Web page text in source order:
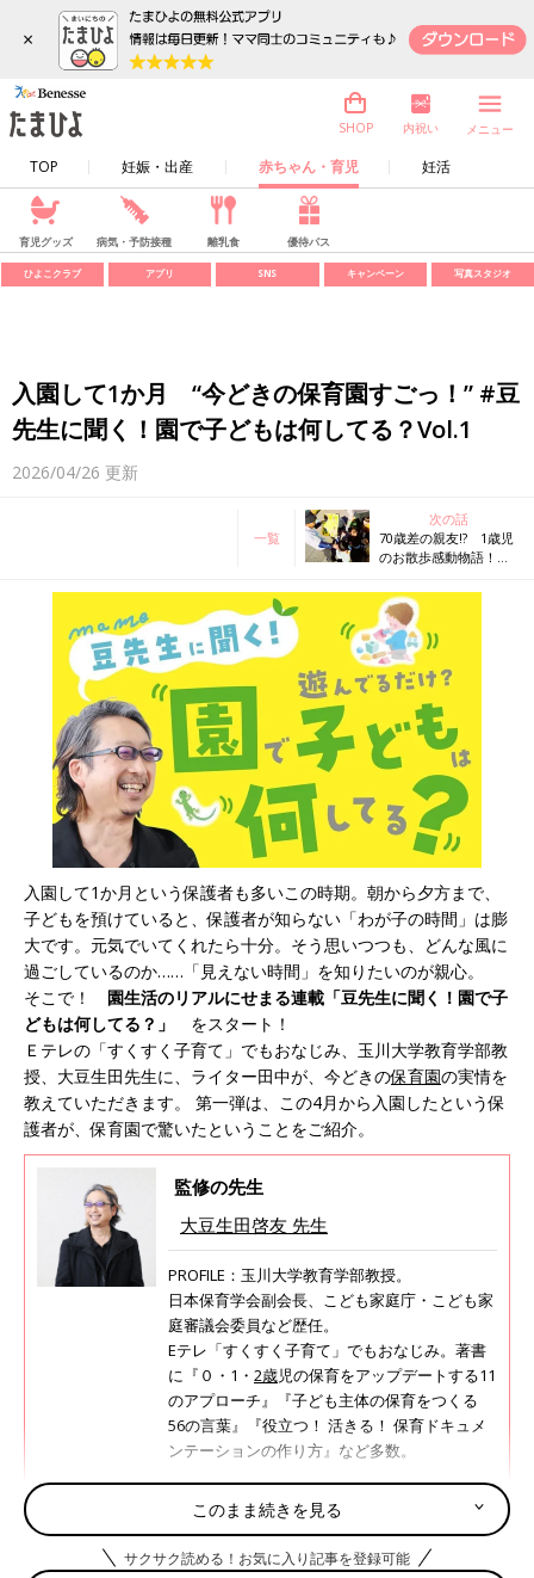
×
TOP 妊娠・出産 赤ちゃん・育児 妊活
SHOP 内祝い メニュー
育児グッズ 病気・予防接種 離乳食 優待パス
ひよこクラブ アプリ SNS キャンペーン 写真スタジオ
入園して1か月 “今どきの保育園すごっ！” #豆
先生に聞く！園で子どもは何してる？Vol.1
2026/04/26 更新
一覧
次の話
70歳差の親友!? 1歳児
のお散歩感動物語！～
る？Vol.2～
入園して1か月という保護者も多いこの時期。朝から夕方まで、
子どもを預けていると、保護者が知らない「わが子の時間」は膨
大です。元気でいてくれたら十分。そう思いつつも、どんな風に
過ごしているのか……「見えない時間」を知りたいのが親心。
そこで！ 園生活のリアルにせまる連載「豆先生に聞く！園で子
どもは何してる？」 をスタート！
Ｅテレの「すくすく子育て」でもおなじみ、玉川大学教育学部教
授、大豆生田先生に、ライター田中が、今どきの保育園の実情を
教えていただきます。 第一弾は、この4月から入園したという保
護者が、保育園で驚いたということをご紹介。
監修の先生
大豆生田啓友 先生
PROFILE：玉川大学教育学部教授。
日本保育学会副会長、こども家庭庁・こども家
庭審議会委員など歴任。
Eテレ「すくすく子育て」でもおなじみ。著書
に『０・1・ 2歳児の保育をアップデートする11
のアプローチ』『子ども主体の保育をつくる
56の言葉』『役立つ！ 活きる！ 保育ドキュメ
ンテーションの作り方』など多数。
初めての保育園。入園してママが驚いたこと
このまま続きを見る
サクサク読める！お気に入り記事を登録可能